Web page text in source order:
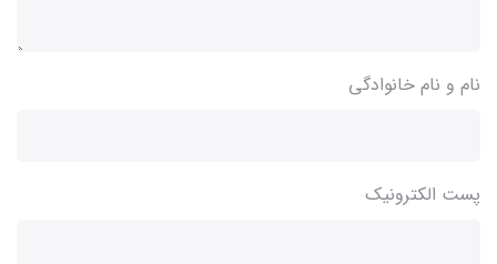
نام و نام خانوادگی
پست الکترونیک